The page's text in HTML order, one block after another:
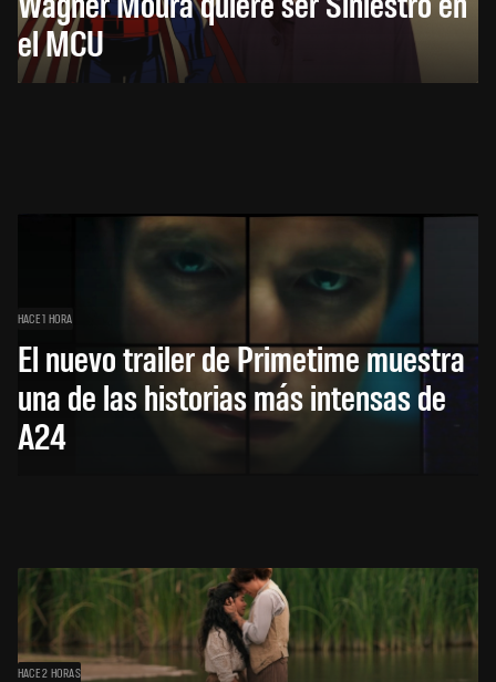
el MCU
HACE 1 HORA
El nuevo trailer de Primetime muestra
una de las historias más intensas de
A24
HACE 2 HORAS